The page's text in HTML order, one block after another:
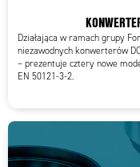
Działająca w ramach grupy
niezawodnych konwerterów
– prezentuje cztery nowe
EN 50121-3-2.